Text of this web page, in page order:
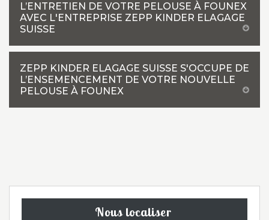
L’ENTRETIEN DE VOTRE PELOUSE À FOUNEX
AVEC L'ENTREPRISE ZEPP KINDER ELAGAGE
SUISSE
ZEPP KINDER ELAGAGE SUISSE S'OCCUPE DE
L’ENSEMENCEMENT DE VOTRE NOUVELLE
PELOUSE À FOUNEX
Nous localiser